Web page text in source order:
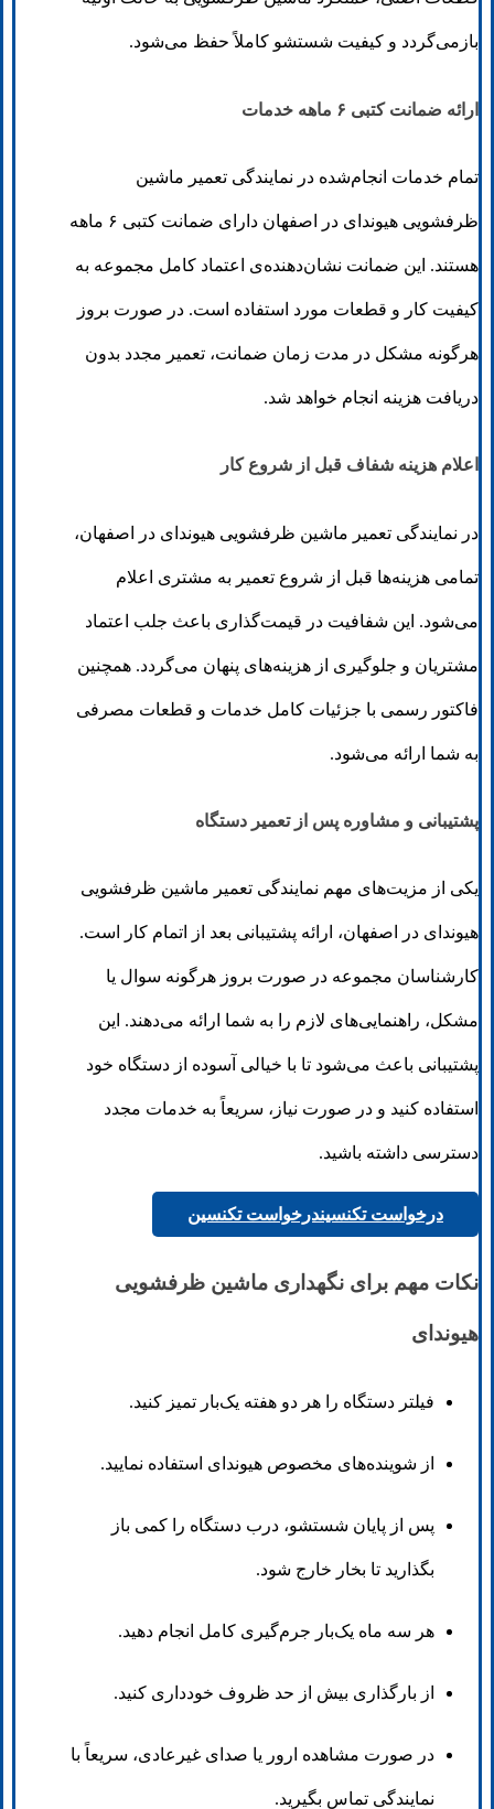
بازمی‌گردد و کیفیت شستشو کاملاً حفظ می‌شود.
ارائه ضمانت کتبی ۶ ماهه خدمات
تمام خدمات انجام‌شده در نمایندگی تعمیر ماشین
ظرفشویی هیوندای در اصفهان دارای ضمانت کتبی ۶ ماهه
هستند. این ضمانت نشان‌دهنده‌ی اعتماد کامل مجموعه به
کیفیت کار و قطعات مورد استفاده است. در صورت بروز
هرگونه مشکل در مدت زمان ضمانت، تعمیر مجدد بدون
دریافت هزینه انجام خواهد شد.
اعلام هزینه شفاف قبل از شروع کار
در نمایندگی تعمیر ماشین ظرفشویی هیوندای در اصفهان،
تمامی هزینه‌ها قبل از شروع تعمیر به مشتری اعلام
می‌شود. این شفافیت در قیمت‌گذاری باعث جلب اعتماد
مشتریان و جلوگیری از هزینه‌های پنهان می‌گردد. همچنین
فاکتور رسمی با جزئیات کامل خدمات و قطعات مصرفی
به شما ارائه می‌شود.
پشتیبانی و مشاوره پس از تعمیر دستگاه
یکی از مزیت‌های مهم نمایندگی تعمیر ماشین ظرفشویی
هیوندای در اصفهان، ارائه پشتیبانی بعد از اتمام کار است.
کارشناسان مجموعه در صورت بروز هرگونه سوال یا
مشکل، راهنمایی‌های لازم را به شما ارائه می‌دهند. این
پشتیبانی باعث می‌شود تا با خیالی آسوده از دستگاه خود
استفاده کنید و در صورت نیاز، سریعاً به خدمات مجدد
دسترسی داشته باشید.
درخواست تکنسیندرخواست تکنسین
نکات مهم برای نگهداری ماشین ظرفشویی
هیوندای
فیلتر دستگاه را هر دو هفته یک‌بار تمیز کنید.
از شوینده‌های مخصوص هیوندای استفاده نمایید.
پس از پایان شستشو، درب دستگاه را کمی باز
بگذارید تا بخار خارج شود.
هر سه ماه یک‌بار جرم‌گیری کامل انجام دهید.
از بارگذاری بیش از حد ظروف خودداری کنید.
در صورت مشاهده ارور یا صدای غیرعادی، سریعاً با
نمایندگی تماس بگیرید.